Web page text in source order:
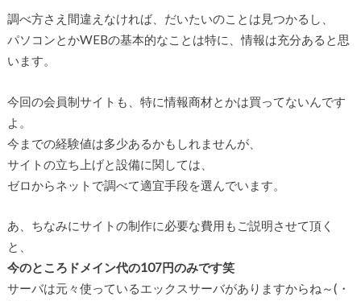
調べ方さえ間違えなければ、だいたいのことは見つかるし、
パソコンとかWEBの基本的なことは特に、情報は充分あると思
います。
今回の会員制サイトも、特に情報商材とかは買ってないんです
よ。
今までの経験値は多少あるかもしれませんが、
サイトの立ち上げと設備に関しては、
ゼロからネットで調べて適宜手段を選んでいます。
あ、ちなみにサイトの制作に必要な費用もご説明させて頂く
と、
今のところドメイン代の107円のみです笑
サーバは元々使っているエックスサーバがありますからね～(・